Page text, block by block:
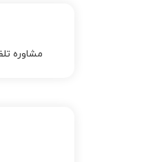
مشاوره